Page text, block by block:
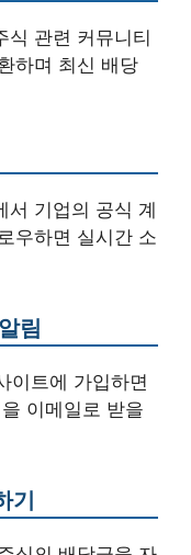
식 관련 커뮤니티
하며 최신 배당
서 기업의 공식 계
우하면 실시간 소
림
이트에 가입하면
이메일로 받을
기